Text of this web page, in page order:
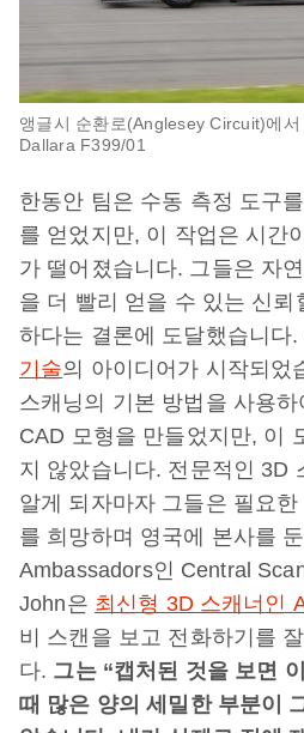
앵글시 순환로(Anglesey Circuit)에
Dallara F399/01
한동안 팀은 수동 측정 도구
를 얻었지만, 이 작업은 시간
가 떨어졌습니다. 그들은 자
을 더 빨리 얻을 수 있는 신뢰
하다는 결론에 도달했습니다
기술의 아이디어가 시작되었
스캐닝의 기본 방법을 사용
CAD 모형을 만들었지만, 이
지 않았습니다. 전문적인 3D
알게 되자마자 그들은 필요
를 희망하며 영국에 본사를
Ambassadors인 Central
John은 최신형 3D 스캐너인
비 스캔을 보고 전화하기를
다. 그는 “캡처된 것을 보면
때 많은 양의 세밀한 부분이